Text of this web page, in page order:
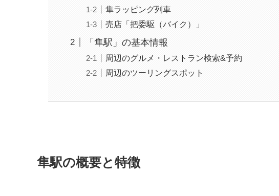
隼ラッピング列車
売店「把委駆（バイク）」
「隼駅」の基本情報
周辺のグルメ・レストラン検索&予約
周辺のツーリングスポット
隼駅の概要と特徴